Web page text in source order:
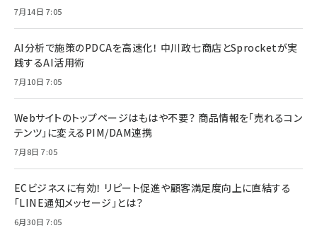
7月14日 7:05
AI分析で施策のPDCAを高速化！ 中川政七商店とSprocketが実
践するAI活用術
7月10日 7:05
Webサイトのトップページはもはや不要？ 商品情報を「売れるコン
テンツ」に変えるPIM/DAM連携
7月8日 7:05
ECビジネスに有効！ リピート促進や顧客満足度向上に直結する
「LINE通知メッセージ」とは？
6月30日 7:05